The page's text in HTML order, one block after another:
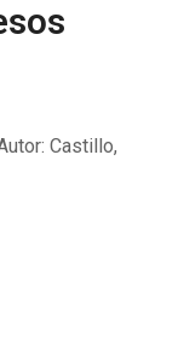
Castillo,